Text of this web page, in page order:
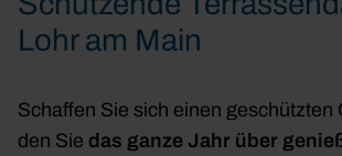
Lohr am Main
Schaffen Sie sich einen geschützten
den Sie das ganze Jahr über